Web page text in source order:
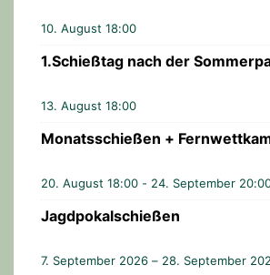
a
v
i
a
t
o
n
10. August 18:00
1.Schießtag nach der
13. August 18:00
Monatsschießen +
20. August 18:00 - 24. September
Jagdpokalschießen
7. September 2026 – 28. September